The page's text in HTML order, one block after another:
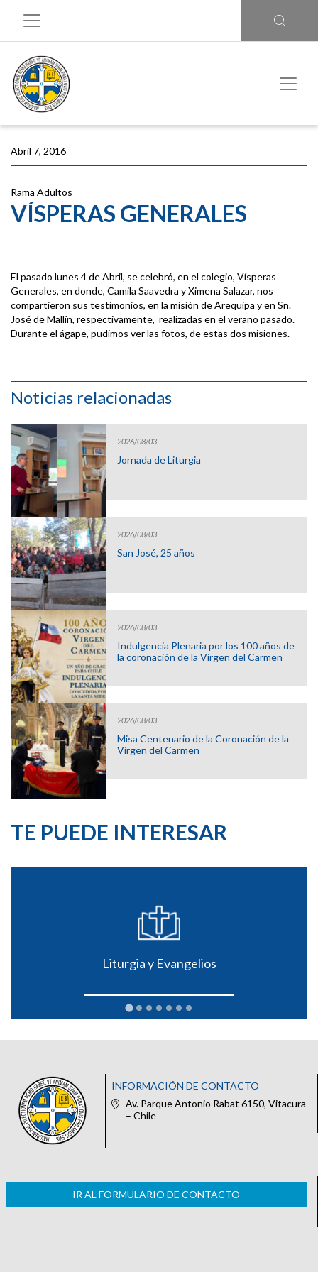
Abril 7, 2016
Rama Adultos
VÍSPERAS GENERALES
El pasado lunes 4 de Abril, se celebró, en el colegio, Vísperas
Generales, en donde, Camila Saavedra y Ximena Salazar, nos
compartieron sus testimonios, en la misión de Arequipa y en Sn.
José de Mallín, respectivamente, realizadas en el verano pasado.
Durante el ágape, pudimos ver las fotos, de estas dos misiones.
Noticias relacionadas
2026/08/03
Jornada de Liturgia
2026/08/03
San José, 25 años
2026/08/03
Indulgencia Plenaria por los 100 años de
la coronación de la Virgen del Carmen
2026/08/03
Misa Centenario de la Coronación de la
Virgen del Carmen
TE PUEDE INTERESAR
Liturgia y Evangelios
INFORMACIÓN DE CONTACTO
Av. Parque Antonio Rabat 6150, Vitacura
– Chile
IR AL FORMULARIO DE CONTACTO